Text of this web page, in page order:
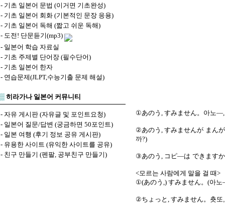
- 기초 일본어 문법 (이거면 기초완성)
- 기초 일본어 회화 (기본적인 문장 응용)
- 기초 일본어 독해 (짧고 쉬운 독해)
- 도전! 단문듣기(mp3)
- 일본어 학습 자료실
- 기초 주제별 단어장 (필수단어)
- 기초 일본어 한자
- 연습문제(JLPT,수능기출 문제 해설)
▒히라가나 일본어 커뮤니티
- 자유 게시판 (자유글 및 포인트요청)
- 일본어 질문/답변 (궁금하면 50포인트)
- 일본 여행 (후기 정보 공유 게시판)
- 유용한 사이트 (유익한 사이트를 공유)
- 친구 만들기 (펜팔, 공부친구 만들기)
①あのう , すみません。아노―,
②あのう , すみませんが まん
까?)
③あのう , コピ―は できますか
<모르는 사람에게 말을 걸 때>
①(あのう ,) すみません。(아노
②ちょっと , すみません。춋